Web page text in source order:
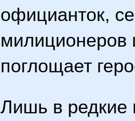
официанток,
милиционеров
поглощает
Лишь в редкие